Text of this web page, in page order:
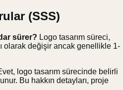
(SSS)
sürer? Logo tasarım süreci,
olarak değişir ancak genellikle 1-
logo tasarım sürecinde belirli
Bu hakkın detayları, proje